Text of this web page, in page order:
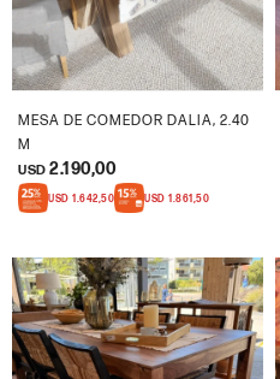
MESA DE COMEDOR DALIA, 2.40
M
USD 2.190,00
USD 1.642,50 USD 1.861,50